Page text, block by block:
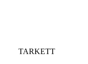
TARKETT